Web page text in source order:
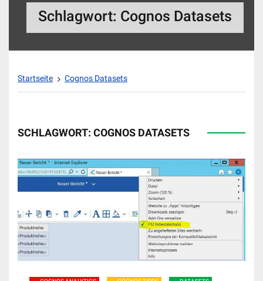
Schlagwort: Cognos Datasets
Startseite Cognos Datasets
SCHLAGWORT: COGNOS DATASETS